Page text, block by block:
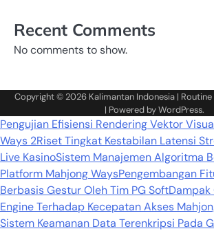
Recent Comments
No comments to show.
Copyright © 2026 Kalimantan Indonesia| Routine
| Powered byWordPress.
Pengujian Efisiensi Rendering Vektor
Ways 2Riset Tingkat Kestabilan Latensi
Live KasinoSistem Manajemen Algoritma
Platform Mahjong WaysPengembangan
Berbasis Gestur Oleh Tim PG Soft
Engine Terhadap Kecepatan Akses
Sistem Keamanan Data Terenkripsi Pada